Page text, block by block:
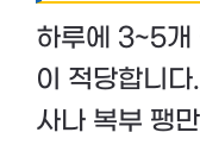
하루에 3~5개
이 적당합니
사나 복부 팽